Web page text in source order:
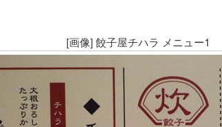
[画像] 餃子屋チハラ メニュー1